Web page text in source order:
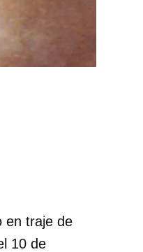
en traje de
10 de